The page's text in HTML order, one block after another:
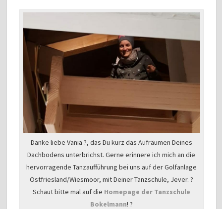
Danke liebe Vania ?, das Du kurz das Aufräumen Deines
Dachbodens unterbrichst. Gerne erinnere ich mich an die
hervorragende Tanzaufführung bei uns auf der Golfanlage
Ostfriesland/Wiesmoor, mit Deiner Tanzschule, Jever. ?
Schaut bitte mal auf die Homepage der Tanzschule
Bokelmann! ?